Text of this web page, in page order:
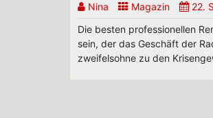
Nina Magazin
22.
Die besten professionellen
sein, der das Geschäft der
zweifelsohne zu den